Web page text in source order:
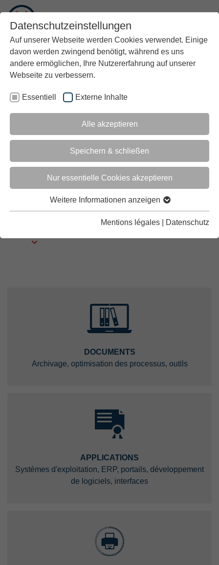
Datenschutzeinstellungen
Auf unserer Webseite werden Cookies verwendet. Einige
davon werden zwingend benötigt, während es uns
andere ermöglichen, Ihre Nutzererfahrung auf unserer
Webseite zu verbessern.
Essentiell Externe Inhalte
Alle akzeptieren
Speichern & schließen
Nur essentielle Cookies akzeptieren
Weitere Informationen anzeigen
Mentions légales Datenschutz
L’INDUSTRIE A L’ERE
DU NUMERIQUE
TROUVEZ LE PARTENAIRE DE
REALISATION QU’IL VOUS FAUT !
DOCUMENTS
Archivage, optimisation des processus, outils
APPLICATIONS
Systèmes d'exploitation, ERP, portails, développement
de logiciels, interfaces